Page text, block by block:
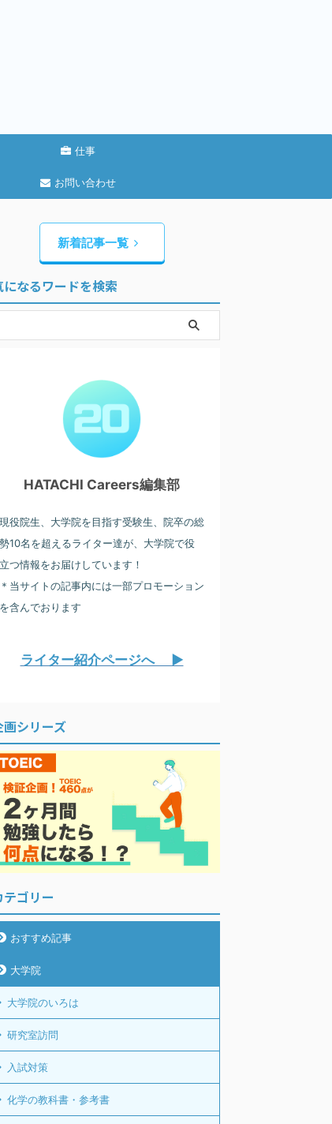
仕事
お問い合わせ
新着記事一覧
になるワードを検索
HATACHI Careers編集部
現役院生、大学院を目指す受験生、院卒の総
勢10名を超えるライター達が、大学院で役
立つ情報をお届けしています！
＊当サイトの記事内には一部プロモーション
を含んでおります
ライター紹介ページへ ▶︎
画シリーズ
テゴリー
おすすめ記事
大学院
大学院のいろは
研究室訪問
入試対策
化学の教科書・参考書